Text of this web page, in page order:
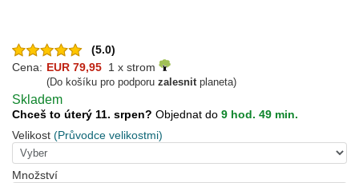
(5.0)
Cena: EUR 79,95 1 x strom
(Do košíku pro podporu zalesnitplaneta)
Skladem
Chceš to úterý 11. srpen? Objednat do 9 hod. 49 min.
Velikost (Průvodce velikostmi)
Množství